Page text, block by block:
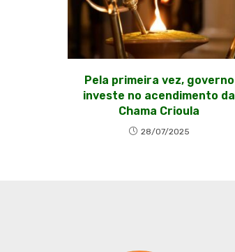
Pela primeira vez, governo
investe no acendimento da
Chama Crioula
28/07/2025